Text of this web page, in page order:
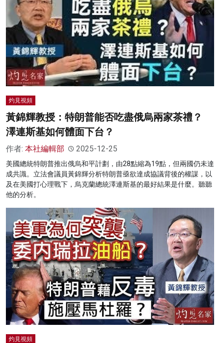
灼見視頻
黃錦輝教授：特朗普能否吃盡俄烏兩家茶禮？
澤連斯基如何體面下台？
作者: 本社編輯部 2025-12-25
美國總統特朗普推出俄烏和平計劃，由28點縮為19點，但兩國仍未達
成共識。立法會議員黃錦輝分析特朗普亟欲達成協議背後的權謀，以
及在美國打心理戰下，烏克蘭總統澤連斯基的最好結果是什麼。聽聽
他的分析。
灼見視頻